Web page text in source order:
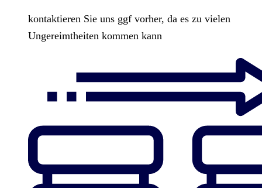
kontaktieren Sie uns ggf vorher, da es zu vielen
Ungereimtheiten kommen kann